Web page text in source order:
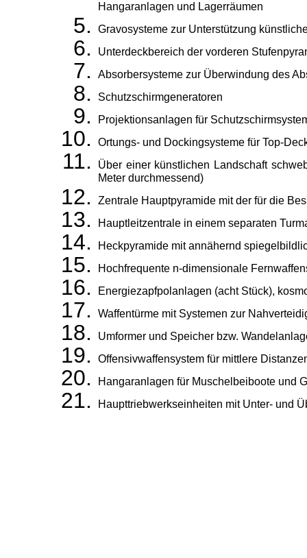
Hangaranlagen und Lagerräumen
Gravosysteme zur Unterstützung
Unterdeckbereich der vorderen
Absorbersysteme zur Überwindung des
Schutzschirmgeneratoren
Projektionsanlagen für
Ortungs- und Dockingsysteme für Top-
Über einer künstlichen Landschaft
Meter durchmessend)
Zentrale Hauptpyramide mit der für die
Hauptleitzentrale in einem separaten
Heckpyramide mit an­nähernd
Hochfrequente n-dimensionale
Energiezapfpolanlagen (acht Stück),
Waffentürme mit Systemen zur
Umformer und Speicher bzw.
Offensivwaffensystem für mittlere
Hangaranlagen für Muschel­beiboote und
Haupttriebwerkseinheiten mit Unter- und